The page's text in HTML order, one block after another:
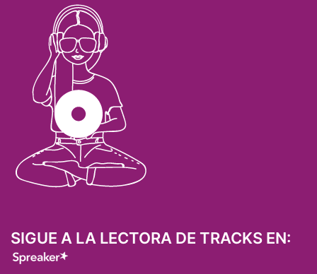
SIGUE A LA LECTORA DE TRACKS EN: